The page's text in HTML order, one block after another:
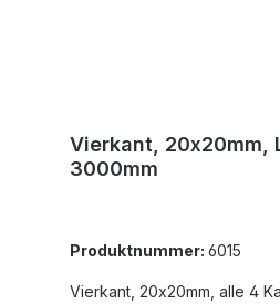
Vierkant, 20x20mm,
3000mm
Produktnummer: 6015
Vierkant, 20x20mm, alle 4